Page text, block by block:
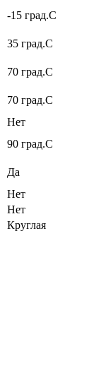
-15 град.C
35 град.C
70 град.C
70 град.C
Нет
90 град.C
Да
Нет
Нет
Круглая